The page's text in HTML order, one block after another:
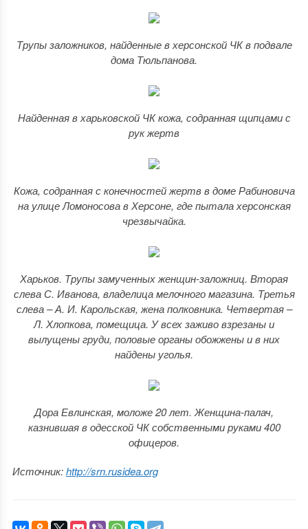
Трупы заложников, найденные в херсонской ЧК в подвале
дома Тюльпанова.
Найденная в харьковской ЧК кожа, содранная щипцами с
рук жертв
Кожа, содранная с конечностей жертв в доме Рабиновича
на улице Ломоносова в Херсоне, где пытала херсонская
чрезвычайка.
Харьков. Трупы замученных женщин-заложниц. Вторая
слева С. Иванова, владелица мелочного магазина. Третья
слева – А. И. Карольская, жена полковника. Четвертая –
Л. Хлопкова, помещица. У всех заживо взрезаны и
вылущены груди, половые органы обожжены и в них
найдены уголья.
Дора Евлинская, моложе 20 лет. Женщина-палач,
казнившая в одесской ЧК собственными руками 400
офицеров.
Источник:http://srn.rusidea.org